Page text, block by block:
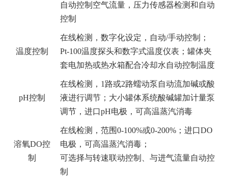
自动控制空气流量，压力传感器检测和自动
控制
温度控制
在线检测，数字化设定，自动/手动控制；
Pt-100温度探头和数字式温度仪表；罐体夹
套电加热或热水箱配合冷却水自动控制温度
pH控制
在线检测，1路或2路蠕动泵自动流加碱或酸
液进行调节；大小罐体系统酸碱罐加计量泵
调节，进口pH电极，可高温蒸汽消毒
溶氧DO控
制
在线检测，范围0-100%或0-200%；进口DO
电极，可高温蒸汽消毒；
可选择与转速联动控制、与进气流量自动控
制